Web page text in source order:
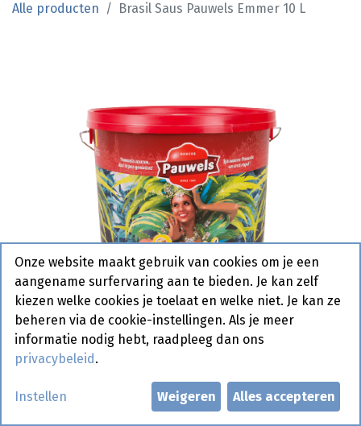
Alle producten Brasil Saus Pauwels Emmer 10 L
Brasil Saus Pauwels Emmer 10 L
Actief
Onze website maakt gebruik van cookies om je een
aangename surfervaring aan te bieden. Je kan zelf
kiezen welke cookies je toelaat en welke niet. Je kan ze
beheren via de cookie-instellingen. Als je meer
informatie nodig hebt, raadpleeg dan ons
privacybeleid .
Instellen Weigeren Alles accepteren